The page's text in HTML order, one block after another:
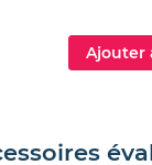
Ajouter